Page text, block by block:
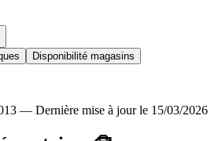
Disponibilité magasins
— Dernière mise à jour le 15/03/2026